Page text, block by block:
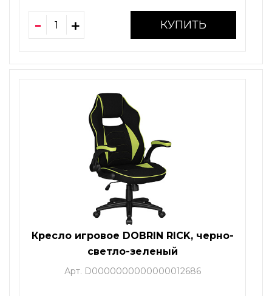
КУПИТЬ
Кресло игровое DOBRIN RICK, черно-
светло-зеленый
Арт. D0000000000000012686